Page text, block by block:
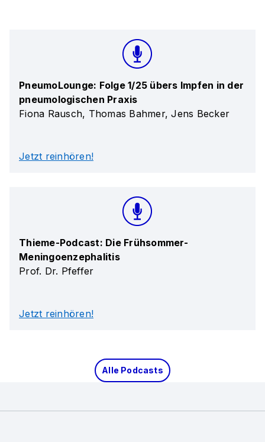
PneumoLounge: Folge 1/25 übers Impfen in der
pneumologischen Praxis
Fiona Rausch, Thomas Bahmer, Jens Becker
Jetzt reinhören!
Thieme-Podcast: Die Frühsommer-
Meningoenzephalitis
Prof. Dr. Pfeffer
Jetzt reinhören!
Alle Podcasts